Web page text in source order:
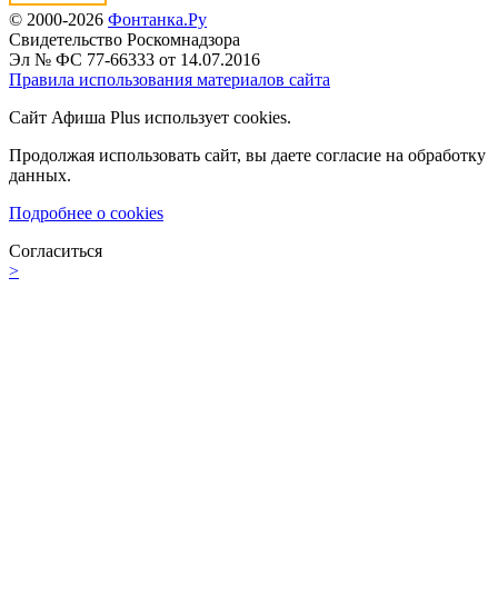
© 2000-2026 Фонтанка.Ру
Свидетельство Роскомнадзора
Эл № ФС 77-66333 от 14.07.2016
Правила использования материалов сайта
Сайт Афиша Plus использует cookies.
Продолжая использовать сайт, вы даете согласие на обработку
данных.
Подробнее о cookies
Согласиться
>